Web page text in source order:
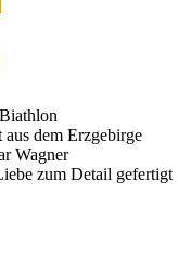
dem Erzgebirge
Wagner
zum Detail gefertigt